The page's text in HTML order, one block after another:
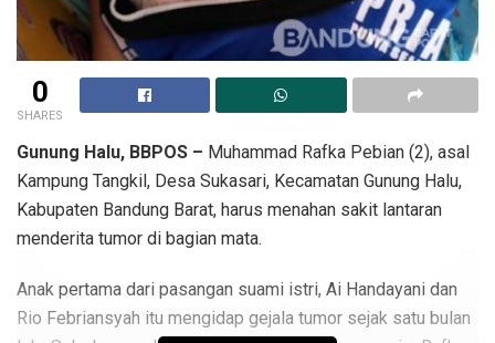
0
SHARES
Gunung Halu, BBPOS – Muhammad Rafka Pebian (2), asal
Kampung Tangkil, Desa Sukasari, Kecamatan Gunung Halu,
Kabupaten Bandung Barat, harus menahan sakit lantaran
menderita tumor di bagian mata.
Anak pertama dari pasangan suami istri, Ai Handayani dan
Rio Febriansyah itu mengidap gejala tumor sejak satu bulan